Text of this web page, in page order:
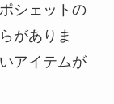
シェットの
がありま
アイテムが